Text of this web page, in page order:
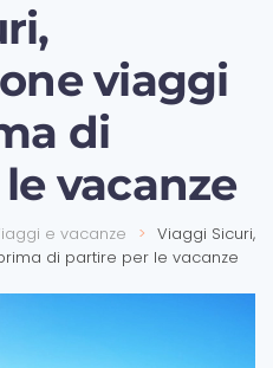
viaggi
di
vacanze
e vacanze
Viaggi Sicuri,
di partire per le vacanze